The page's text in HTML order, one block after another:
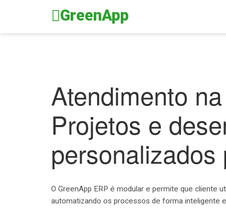
GreenApp
Atendimento
Projetos e
O GreenApp ERP é modular e permite que cliente
automatizando os processos de forma inteligente